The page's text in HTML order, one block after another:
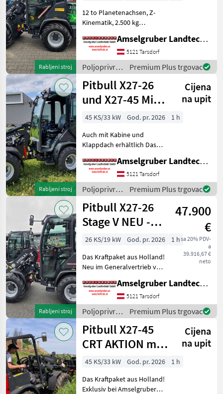
Rabljeni stroj
12 to Planetenachsen, Z-
Kinematik, 2.500 kg
X27-50e Elektrohoflader
setzt neue Maßstäbe am
Elektro-Hofladermarkt.
DIESE DATEN SOLLTEN SIE
Amselgruber Landtechnik GmbH
5121 Tarsdorf
Poljoprivredni
motorni
strojevi /
Pitbull
Premium Plus trgovac
Rabljeni stroj
Pitbull X27-26
und X27-45 Mit
Kabine
Cijena
na upit
45 KS/33 kW God. pr. 2026
1 h
Auch mit Kabine und
Klappdach erhältlich Das
Neu im Generalvertrieb von
Amselgruber Landtechnik!
Neben unseren bekannten
Fuchs Hofladern,
Amselgruber Landtechnik GmbH
5121 Tarsdorf
Poljoprivredni
motorni
strojevi /
Pitbull
Premium Plus trgovac
Rabljeni stroj
Pitbull X27-26
Stage V NEU -
Planetenachsen+Z-
Kinematik
47.900
€
sa 20% PDV-
a
39.916,67 €
neto
26 KS/19 kW God. pr. 2026
1 h
Das Kraftpaket aus Holland!
Neu im Generalvertrieb von
Neben unseren bekannten
Fuchs Hofladern, und Cast
& Worky-Quad Miniladern
erweitert n
Amselgruber Landtechnik GmbH
5121 Tarsdorf
Poljoprivredni
motorni
strojevi /
Pitbull
Premium Plus trgovac
Pitbull X27-45
CRT AKTION mit
Österreichpaket
Cijena
na upit
45 KS/33 kW God. pr. 2026
1 h
Das Kraftpaket aus Holland!
Exklusiv bei Amselgruber